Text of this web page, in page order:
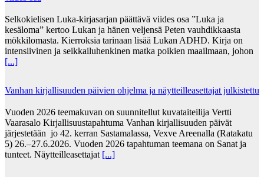
Selkokielisen Luka-kirjasarjan päättävä viides osa ”Luka ja
kesäloma” kertoo Lukan ja hänen veljensä Peten vauhdikkaasta
mökkilomasta. Kierroksia tarinaan lisää Lukan ADHD. Kirja on
intensiivinen ja seikkailuhenkinen matka poikien maailmaan, johon
[...]
Vanhan kirjallisuuden päivien ohjelma ja näytteilleasettajat julkistettu
Vuoden 2026 teemakuvan on suunnitellut kuvataiteilija Vertti
Vaarasalo Kirjallisuustapahtuma Vanhan kirjallisuuden päivät
järjestetään jo 42. kerran Sastamalassa, Vexve Areenalla (Ratakatu
5) 26.–27.6.2026. Vuoden 2026 tapahtuman teemana on Sanat ja
tunteet. Näytteilleasettajat [...]